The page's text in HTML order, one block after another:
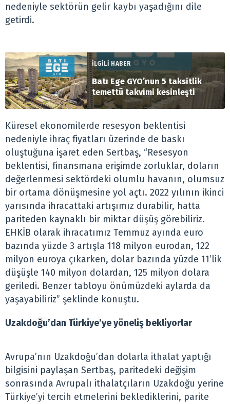
nedeniyle sektörün gelir kaybı yaşadığını dile
getirdi.
İLGİLİ HABER
Batı Ege GYO’nun 5 taksitlik
temettü takvimi kesinleşti
Küresel ekonomilerde resesyon beklentisi
nedeniyle ihraç fiyatları üzerinde de baskı
oluştuğuna işaret eden Sertbaş, “Resesyon
beklentisi, finansmana erişimde zorluklar, doların
değerlenmesi sektördeki olumlu havanın, olumsuz
bir ortama dönüşmesine yol açtı. 2022 yılının ikinci
yarısında ihracattaki artışımız durabilir, hatta
pariteden kaynaklı bir miktar düşüş görebiliriz.
EHKİB olarak ihracatımız Temmuz ayında euro
bazında yüzde 3 artışla 118 milyon eurodan, 122
milyon euroya çıkarken, dolar bazında yüzde 11’lik
düşüşle 140 milyon dolardan, 125 milyon dolara
geriledi. Benzer tabloyu önümüzdeki aylarda da
yaşayabiliriz” şeklinde konuştu.
Uzakdoğu’dan Türkiye’ye yöneliş bekliyorlar
Avrupa’nın Uzakdoğu’dan dolarla ithalat yaptığı
bilgisini paylaşan Sertbaş, paritedeki değişim
sonrasında Avrupalı ithalatçıların Uzakdoğu yerine
Türkiye’yi tercih etmelerini beklediklerini, parite